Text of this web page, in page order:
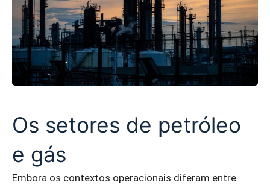
Os setores de petróleo
e gás
Embora os contextos operacionais diferam entre